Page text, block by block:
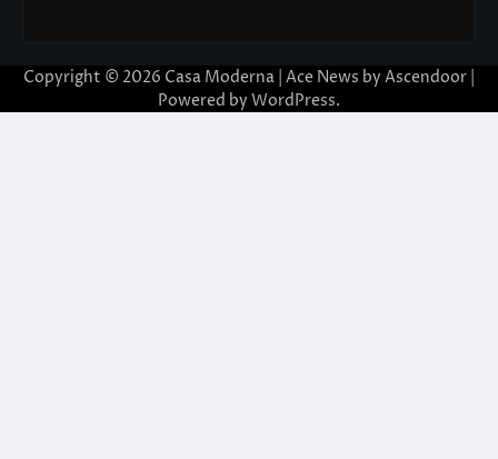
Copyright © 2026 Casa Moderna | Ace News by Ascendoor
Powered by WordPress.